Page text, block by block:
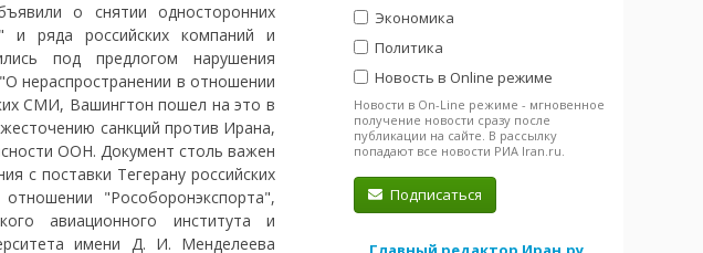
о снятии односторонних
и ряда российских компаний и
под предлогом нарушения
нераспространении в отношении
СМИ, Вашингтон пошел на это в
санкций против Ирана,
ООН. Документ столь важен
с поставки Тегерану российских
"Рособоронэкспорта",
авиационного института и
имени Д. И. Менделеева
Экономика
Политика
Новость в Online режиме
Новости в On-Line режиме - мгновенное
получение новости сразу после
публикации на сайте. В рассылку
попадают все новости РИА Iran.ru.
Подписаться